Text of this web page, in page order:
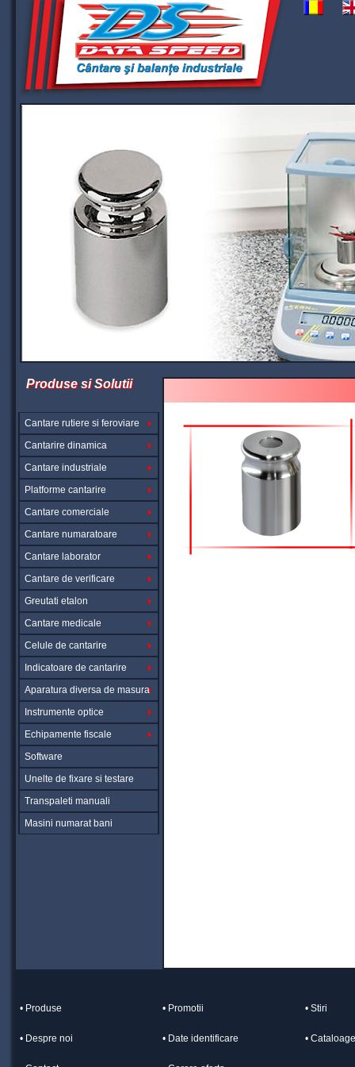
Produse si Solutii
Cantare rutiere si feroviare
Cantarire dinamica
Cantare industriale
Platforme cantarire
Cantare comerciale
Cantare numaratoare
Cantare laborator
Cantare de verificare
Greutati etalon
Cantare medicale
Celule de cantarire
Indicatoare de cantarire
Aparatura diversa de masura
Instrumente optice
Echipamente fiscale
Software
Unelte de fixare si testare
Transpaleti manuali
Masini numarat bani
• Produse • Promotii • Stiri
• Despre noi • Date identificare • Cataloage